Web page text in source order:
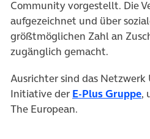
Community vorgestellt. Die
aufgezeichnet und über
größtmöglichen Zahl an
zugänglich gemacht.
Ausrichter sind das
Initiative der E-Plus Gruppe,
The European.